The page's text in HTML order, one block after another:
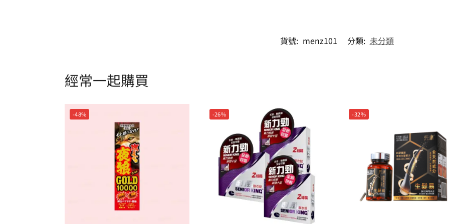
貨號: menz101 分類: 未分類
經常一起購買
-48% -26% -32%